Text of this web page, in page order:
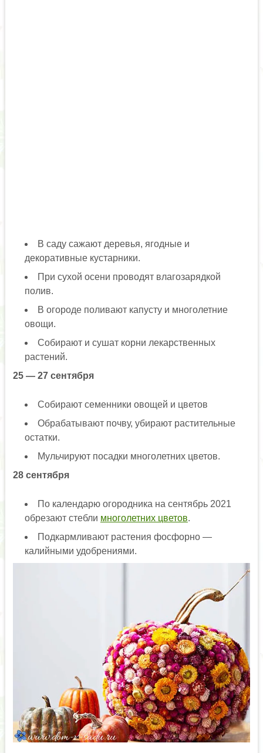
В саду сажают деревья, ягодные и
декоративные кустарники.
При сухой осени проводят влагозарядкой
полив.
В огороде поливают капусту и многолетние
овощи.
Собирают и сушат корни лекарственных
растений.
25 — 27 сентября
Собирают семенники овощей и цветов
Обрабатывают почву, убирают растительные
остатки.
Мульчируют посадки многолетних цветов.
28 сентября
По календарю огородника на сентябрь 2021
обрезают стебли многолетних цветов.
Подкармливают растения фосфорно —
калийными удобрениями.